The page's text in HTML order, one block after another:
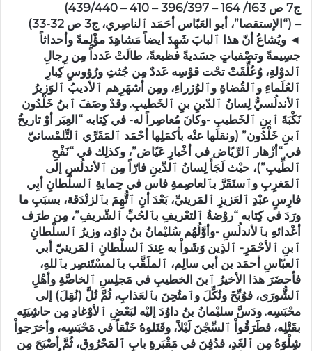
ج7 ص 163/ 164 – 396/397 – 410 – 439/440)
– (“الإستقصا”، أبو العَبّاس أحَمَد ٱلناصِري، ج3 ص 32-33)
◄ ويُشاعُ أنّ هذا ٱلبابَ شَهِدَ أيضاً مَشاهِدَ مؤْلِمةً وأحداثاً
جسِيمةً وتصْفياتٍ جسَديةً فظيعةً، طالَتْ عَدداً مِن رِجالِ
ٱلدوْلةِ، وُعُلِّقَتْ تحْت قوْسِه عَددٌ مِن جُثثِ ورُؤوسِ كِبارِ
ٱلعُلَماءِ وٱلقُضاةِ وٱلوُزراءِ، ومِن أشهَرِهم ٱلأديبُ ٱلوَزيرُ
ٱلأندلُسيُّ لِسانُ ٱلدّينِ بنِ ٱلخَطيبِ. وقدْ وصَفَ ٱبنُ خَلْدُون
نَكْبَةَ ٱبنِ ٱلخَطيبِ -وكانَ مُعاصِراً له- في كِتابه “العِبَر أوْ تاريخُ
ٱبنِ خَلْدُون” (ونقلَها عنْه بأكمَلِها أحْمَد ٱلمَقَرِّي ٱلتِّلمْسانيّ
في “أزْهار ٱلرِّيّاض في أخْبارِ عَيّاض”، وكذلِك في “نَفْحِ
ٱلطِّيبِ”)، حيْث لَجَأَ لِسانُ ٱلدِّينِ فارّاً مِن ٱلأندلُسِ إلى
ٱلمَغرِبِ وٱستَقَرَّ بٱلعاصِمةِ فاس في حِمايةِ ٱلسلْطانِ أبِي
فارِسٍ عبْدِ ٱلعَزيزِ ٱلمَرينيِّ، بَعْدَ أنِ ٱتُّهِمَ بٱلزنْدَقة، بسبَبِ ما
ورَدَ في كِتابه “روْضةُ ٱلتعْريفِ بٱلحُبِّ ٱلشّريفِ”، مِن طرَف
أعْدائهِ بٱلأندلُسِ -وأوَّلُهُم سُليْمانُ بنُ داوُد، وزيرُ ٱلسلْطانِ
ٱبنِ ٱلأحْمَرِ- ٱلذِين وَشَواْ به عِندَ ٱلسلْطانِ ٱلمَرينيّ أبي
ٱلعبّاسِ أحمَد بن أبي سالِم، ٱلملَقَّب بٱلمسْتَنصِر بٱللهِ،
فأحضَرَ هذا الأخيرُ ٱبنَ الخطيبِ في مَجلِسِ ٱلخاصَّةِ وأهْلِ
ٱلشُّورَى، فوُبِّخَ ونُكِّلَ وٱمتُحِنَ بٱلعَذابِ، ثُمَّ تُلَّ (نُقِلَ) إلى
محْبَسِه. ودَسَّ سليْمانُ بنُ داوُدَ إليْه لبَعْضِ ٱلأوْغادِ مِن حاشِيَتِه
بقَتْلِه، فطَرَقُواْ ٱلسِّجْنَ لَيْلاً، وقَتَلوهُ خَنْقاً في مَحْبَسِه، وأخرَجواْ
شِلْوَهُ مِن ٱلغَدِ، فدُفِنَ في مَقْبَرةِ بابِ ٱلمَحْرُوقِ، ثُمَّ أصْبَحَ مِن